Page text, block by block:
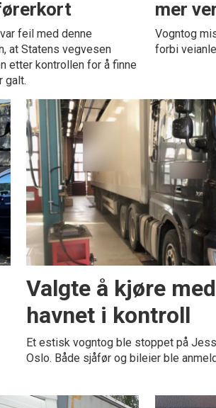
feil med denne
at Statens vegvesen
etter kontrollen for å finne
galt.
mer
Vogntog
forbi
Valgte å kjøre
havnet i kontroll
Et estisk vogntog ble stoppet på
Oslo. Både sjåfør og bileier ble